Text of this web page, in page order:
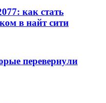
как стать
в найт сити
перевернули